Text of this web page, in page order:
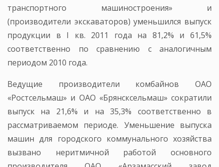
транспортного машиностроения» и
(производители экскаваторов) уменьшился выпуск
продукции в I кв. 2011 года на 81,2% и 61,5%
соответственно по сравнению с аналогичным
периодом 2010 года.
Ведущие производители комбайнов ОАО
«Ростсельмаш» и ОАО «Брянсксельмаш» сократили
выпуск на 21,6% и на 35,3% соответственно в
рассматриваемом периоде. Уменьшение выпуска
машин для городского коммунального хозяйства
вызвано неритмичной работой основного